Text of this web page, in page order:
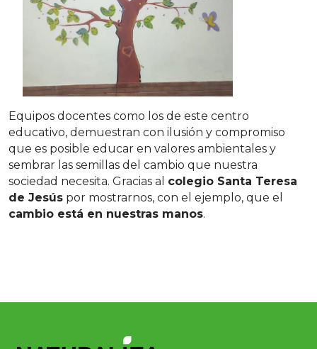
Equipos docentes como los de este centro
educativo, demuestran con ilusión y compromiso
que es posible educar en valores ambientales y
sembrar las semillas del cambio que nuestra
sociedad necesita. Gracias al colegio Santa Teresa
de Jesús por mostrarnos, con el ejemplo, que el
cambio está en nuestras manos.